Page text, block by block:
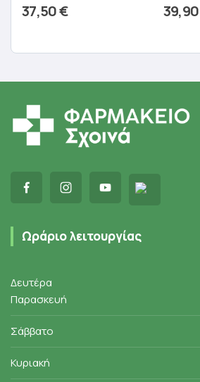
37,50€ 39,90
Ωράριο λειτουργίας
Δευτέρα
Παρασκευή
Σάββατο
Κυριακή